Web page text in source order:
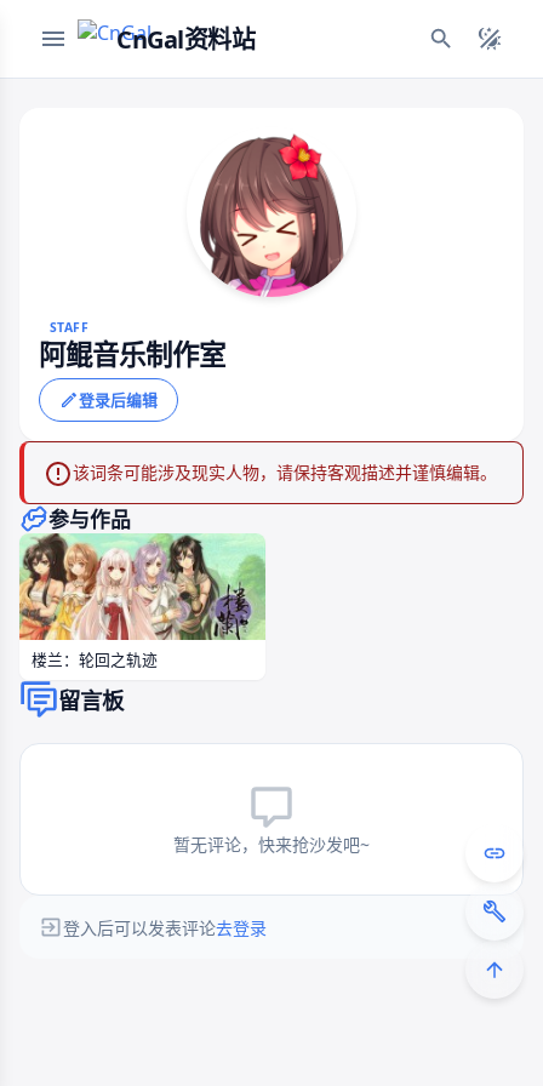
CnGal资料站
STAFF
阿鲲音乐制作室
登录后编辑
该词条可能涉及现实人物，请保持客观描述并谨慎编辑。
参与作品
楼兰：轮回之轨迹
留言板
暂无评论，快来抢沙发吧~
登入后可以发表评论去登录